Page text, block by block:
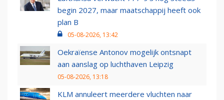
begin 2027, maar maatschappij heeft ook
plan B
05-08-2026, 13:42
Oekraïense Antonov mogelijk ontsnapt
aan aanslag op luchthaven Leipzig
05-08-2026, 13:18
KLM annuleert meerdere vluchten naar